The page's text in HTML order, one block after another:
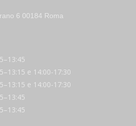
6 00184 Roma
e 14:00-17:30
e 14:00-17:30